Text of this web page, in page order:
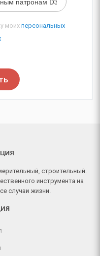
моих персональных
строительный.
инструмента на
случаи жизни.